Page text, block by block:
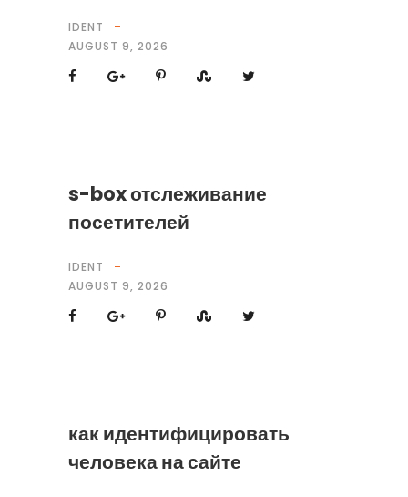
IDENT
AUGUST 9, 2026
s-box отслеживание
посетителей
IDENT
AUGUST 9, 2026
как идентифицировать
человека на сайте